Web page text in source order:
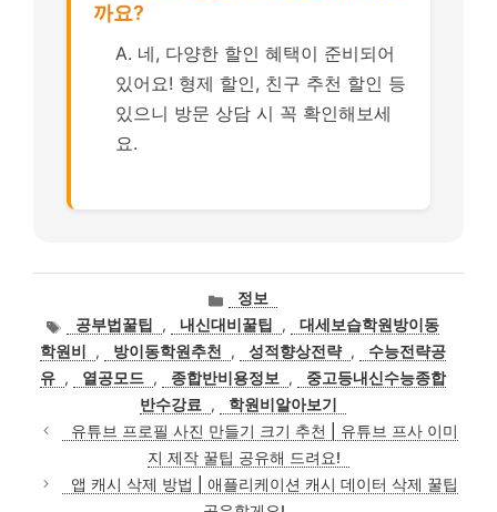
까요?
A. 네, 다양한 할인 혜택이 준비되어
있어요! 형제 할인, 친구 추천 할인 등
있으니 방문 상담 시 꼭 확인해보세
요.
카
테
고
리
정보
태
그
공부법꿀팁 , 내신대비꿀팁 ,
대세보습학원방이동
학원비
, 방이동학원추천 , 성적향상전략 ,
수능전략공
유 , 열공모드 , 종합반비용정보 ,
중고등내신수능종합
반수강료
,
학원비알아보기
유튜브 프로필 사진 만들기 크기 추천 | 유튜브 프사 이미
지 제작 꿀팁 공유해 드려요!
앱 캐시 삭제 방법 | 애플리케이션 캐시 데이터 삭제 꿀팁